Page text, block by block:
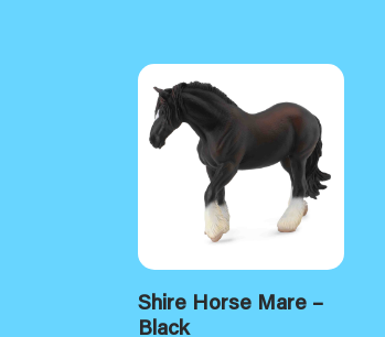
Shire Horse Mare –
Black